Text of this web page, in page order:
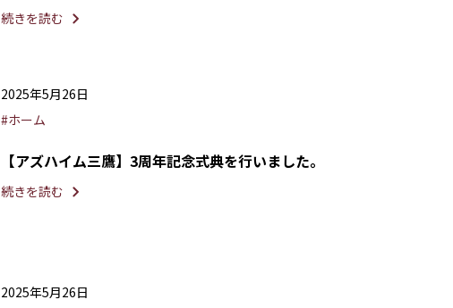
続きを読む
2025年5月26日
#ホーム
【アズハイム三鷹】3周年記念式典を行いました。
続きを読む
2025年5月26日